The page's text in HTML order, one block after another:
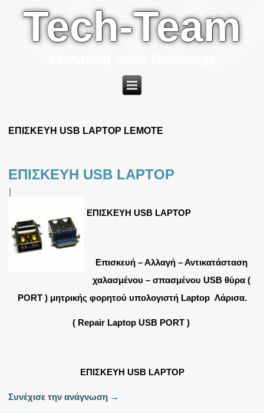
Tech-Team
ΕΠΙΣΚΕΥΗ USB LAPTOP LEMOTE
ΕΠΙΣΚΕΥΗ USB LAPTOP
|
ΕΠΙΣΚΕΥΗ USB LAPTOP
Επισκευή – Αλλαγή – Αντικατάσταση
χαλασμένου – σπασμένου USB θύρα (
PORT ) μητρικής φορητού υπολογιστή Laptop Λάρισα.
( Repair Laptop USB PORT )
ΕΠΙΣΚΕΥΗ USB LAPTOP
Συνέχισε την ανάγνωση →